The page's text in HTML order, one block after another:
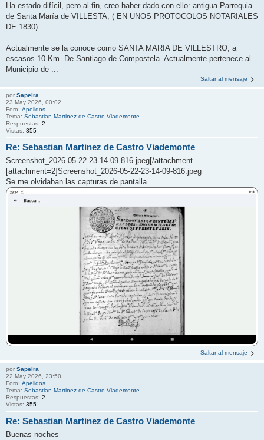
Ha estado difícil, pero al fin, creo haber dado con ello: antigua Parroquia
de Santa María de VILLESTA, ( EN UNOS PROTOCOLOS NOTARIALES
DE 1830)
Actualmente se la conoce como SANTA MARIA DE VILLESTRO, a
escasos 10 Km. De Santiago de Compostela. Actualmente pertenece al
Municipio de ...
Saltar al mensaje
por Sapeira
23 May 2026, 00:02
Foro: Apelidos
Tema: Sebastian Martinez de Castro Viademonte
Respuestas: 2
Vistas: 355
Re: Sebastian Martinez de Castro Viademonte
Screenshot_2026-05-22-23-14-09-816.jpeg[/attachment
[attachment=2]Screenshot_2026-05-22-23-14-09-816.jpeg
Se me olvidaban las capturas de pantalla
Saltar al mensaje
por Sapeira
22 May 2026, 23:50
Foro: Apelidos
Tema: Sebastian Martinez de Castro Viademonte
Respuestas: 2
Vistas: 355
Re: Sebastian Martinez de Castro Viademonte
Buenas noches